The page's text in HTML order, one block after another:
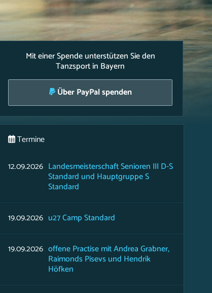
Mit einer Spende unterstützen Sie den
Tanzsport in Bayern
Über PayPal spenden
Termine
12.09.2026 Landesmeisterschaft Senioren III D-S
Standard und Hauptgruppe S
Standard
19.09.2026 u27 Camp Standard
19.09.2026 offene Practise mit Andrea Grabner,
Raimonds Pisevs und Hendrik
Höfken